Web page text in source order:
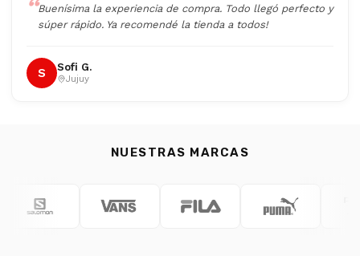
Buenísima la experiencia de compra. Todo llegó perfecto y
súper rápido. Ya recomendé la tienda a todos!
S Sofi G.
Jujuy
NUESTRAS MARCAS